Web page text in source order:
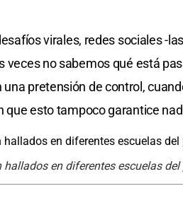
virales, redes sociales -
veces no sabemos qué está
pretensión de control,
que esto tampoco garantice
en diferentes escuelas